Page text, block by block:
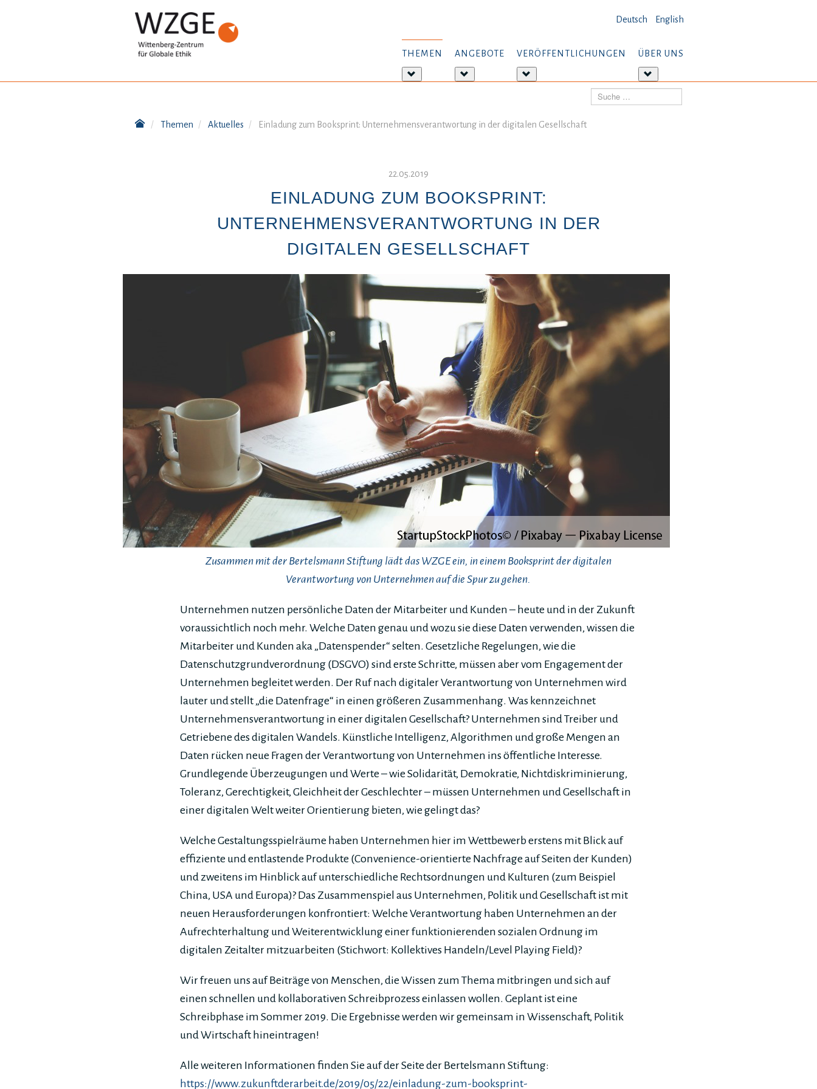
Deutsch English
THEMEN
Informationen:
ANGEBOTE
Informationen:
VERÖFFENTLICHUNGEN
Informationen:
ÜBER UNS
Informationen:
uns
Suchen
Themen Aktuelles Einladung zum Booksprint: Unternehmensverantwortung in der digitalen Gesellschaft
22.05.2019
EINLADUNG ZUM BOOKSPRINT:
UNTERNEHMENSVERANTWORTUNG IN DER
DIGITALEN GESELLSCHAFT
Zusammen mit der Bertelsmann Stiftung lädt das WZGE ein, in einem Booksprint der digitalen
Verantwortung von Unternehmen auf die Spur zu gehen.
Unternehmen nutzen persönliche Daten der Mitarbeiter und Kunden – heute und in der Zukunft
voraussichtlich noch mehr. Welche Daten genau und wozu sie diese Daten verwenden, wissen die
Mitarbeiter und Kunden aka „Datenspender“ selten. Gesetzliche Regelungen, wie die
Datenschutzgrundverordnung (DSGVO) sind erste Schritte, müssen aber vom Engagement der
Unternehmen begleitet werden. Der Ruf nach digitaler Verantwortung von Unternehmen wird
lauter und stellt „die Datenfrage“ in einen größeren Zusammenhang. Was kennzeichnet
Unternehmensverantwortung in einer digitalen Gesellschaft? Unternehmen sind Treiber und
Getriebene des digitalen Wandels. Künstliche Intelligenz, Algorithmen und große Mengen an
Daten rücken neue Fragen der Verantwortung von Unternehmen ins öffentliche Interesse.
Grundlegende Überzeugungen und Werte – wie Solidarität, Demokratie, Nichtdiskriminierung,
Toleranz, Gerechtigkeit, Gleichheit der Geschlechter – müssen Unternehmen und Gesellschaft in
einer digitalen Welt weiter Orientierung bieten, wie gelingt das?
Welche Gestaltungsspielräume haben Unternehmen hier im Wettbewerb erstens mit Blick auf
effiziente und entlastende Produkte (Convenience-orientierte Nachfrage auf Seiten der Kunden)
und zweitens im Hinblick auf unterschiedliche Rechtsordnungen und Kulturen (zum Beispiel
China, USA und Europa)? Das Zusammenspiel aus Unternehmen, Politik und Gesellschaft ist mit
neuen Herausforderungen konfrontiert: Welche Verantwortung haben Unternehmen an der
Aufrechterhaltung und Weiterentwicklung einer funktionierenden sozialen Ordnung im
digitalen Zeitalter mitzuarbeiten (Stichwort: Kollektives Handeln/Level Playing Field)?
Wir freuen uns auf Beiträge von Menschen, die Wissen zum Thema mitbringen und sich auf
einen schnellen und kollaborativen Schreibprozess einlassen wollen. Geplant ist eine
Schreibphase im Sommer 2019. Die Ergebnisse werden wir gemeinsam in Wissenschaft, Politik
und Wirtschaft hineintragen!
Alle weiteren Informationen finden Sie auf der Seite der Bertelsmann Stiftung:
https://www.zukunftderarbeit.de/2019/05/22/einladung-zum-booksprint-